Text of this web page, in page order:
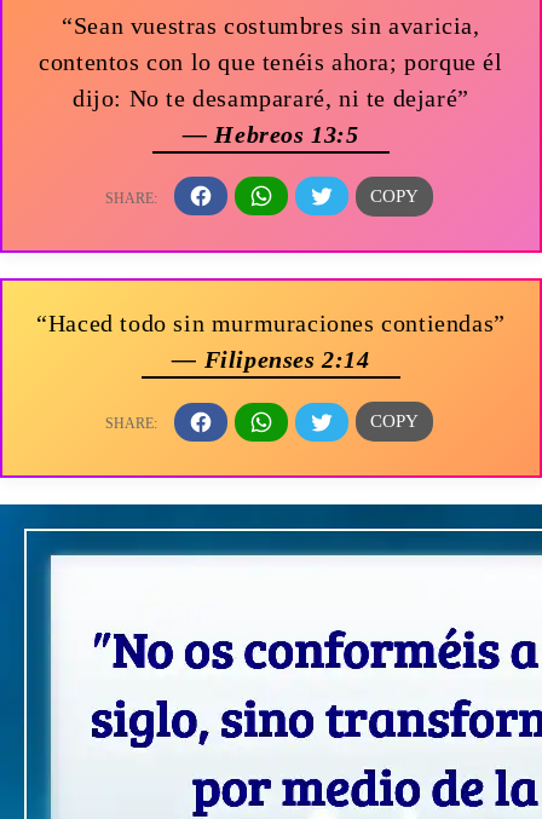
“Sean vuestras costumbres sin avaricia,
contentos con lo que tenéis ahora; porque él
dijo: No te desampararé, ni te dejaré”
— Hebreos 13:5
“Haced todo sin murmuraciones contiendas”
— Filipenses 2:14